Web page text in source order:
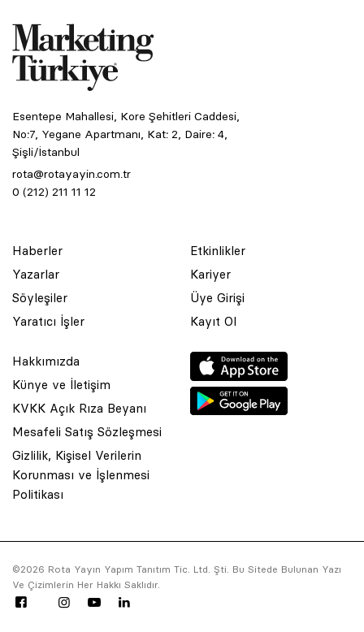
Esentepe Mahallesi, Kore Şehitleri Caddesi,
No:7, Yegane Apartmanı, Kat: 2, Daire: 4,
Şişli/İstanbul
rota@rotayayin.com.tr
0 (212) 211 11 12
Haberler
Yazarlar
Söyleşiler
Yaratıcı İşler
Etkinlikler
Kariyer
Üye Girişi
Kayıt Ol
Hakkımızda
Künye ve İletişim
KVKK Açık Rıza Beyanı
Mesafeli Satış Sözleşmesi
Gizlilik, Kişisel Verilerin
Korunması ve İşlenmesi
Politikası
©2026 Rota Yayın Yapım Tanıtım Tic. Ltd. Şti. Bu Sitede Bulunan Yazı
Ve Çizimlerin Her Hakkı Saklıdır.
© 2001 Rota Yayın Yapım Tanıtım Tic. Ltd. Şti. Bu Sitede Bulunan
Asquared WordPress Agencytarafından tasarlanmış ve